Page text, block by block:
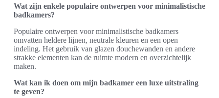
Wat zijn enkele populaire ontwerpen voor minimalistische
badkamers?
Populaire ontwerpen voor minimalistische badkamers
omvatten heldere lijnen, neutrale kleuren en een open
indeling. Het gebruik van glazen douchewanden en andere
strakke elementen kan de ruimte modern en overzichtelijk
maken.
Wat kan ik doen om mijn badkamer een luxe uitstraling
te geven?